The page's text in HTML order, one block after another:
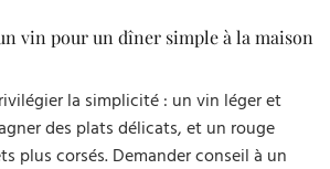
vin pour un dîner simple à la maison
la simplicité : un vin léger et
des plats délicats, et un rouge
plus corsés. Demander conseil à un